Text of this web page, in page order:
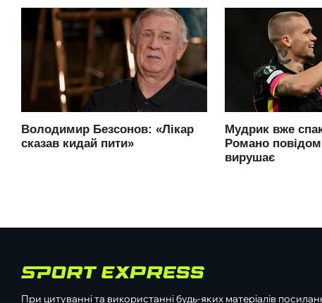
При цитуванні та використанні будь-яких матеріалів